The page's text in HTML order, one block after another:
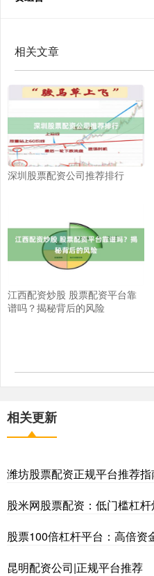
相关文章
深圳股票配资公司推荐排行
江西配资炒股 股票配资平台靠
谱吗？揭秘背后的风险
相关更新
潍坊股票配资正规平台推荐指
股米网股票配资：低门槛杠
股票100倍杠杆平台：高倍资
昆明配资公司|正规平台推荐